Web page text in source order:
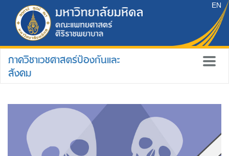
EN
ภาควิชาเวชศาสตร์ป้องกันและ
สังคม